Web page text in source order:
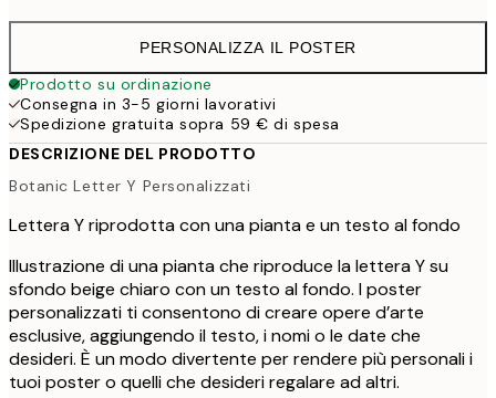
PERSONALIZZA IL POSTER
Prodotto su ordinazione
Consegna in 3-5 giorni lavorativi
Spedizione gratuita sopra 59 € di spesa
DESCRIZIONE DEL PRODOTTO
Botanic Letter Y Personalizzati
Lettera Y riprodotta con una pianta e un testo al fondo
Illustrazione di una pianta che riproduce la lettera Y su
sfondo beige chiaro con un testo al fondo. I poster
personalizzati ti consentono di creare opere d’arte
esclusive, aggiungendo il testo, i nomi o le date che
desideri. È un modo divertente per rendere più personali i
tuoi poster o quelli che desideri regalare ad altri.